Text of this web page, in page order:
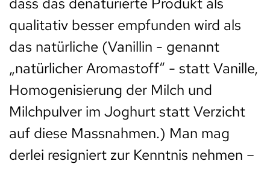
qualitativ besser empfunden wird als
das natürliche (Vanillin - genannt
„natürlicher Aromastoff“ - statt Vanille,
Homogenisierung der Milch und
Milchpulver im Joghurt statt Verzicht
auf diese Massnahmen.) Man mag
derlei resigniert zur Kenntnis nehmen –